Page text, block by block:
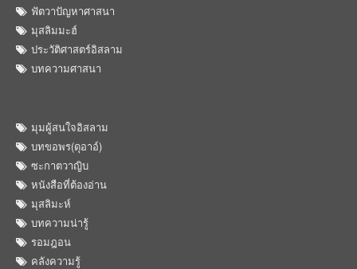
ฟัตวาปัญหาศาสนา
มุสลิมมะฮ์
ประวัติศาสตร์อิสลาม
บทความศาสนา
มุมผู้สนใจอิสลาม
บทขอพร(ดุอาอ์)
ซะกาตวาญิบ
หนังสือที่ต้องอ่าน
มุสลิมะห์
บทความน่ารู้
รอมฎอน
คลังความรู้